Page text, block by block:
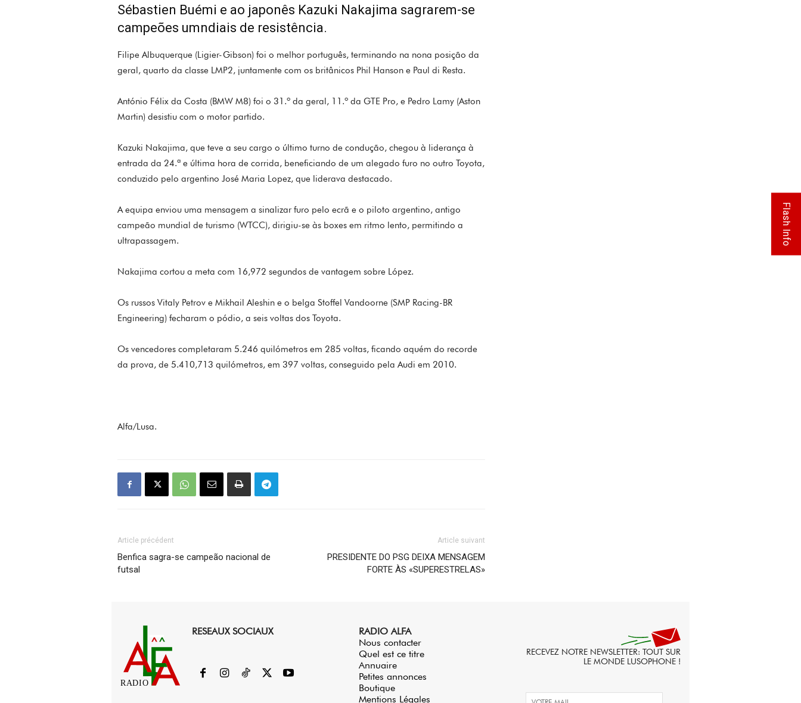
Sébastien Buémi e ao japonês Kazuki Nakajima sagrarem-se
campeões umndiais de resistência.
Filipe Albuquerque (Ligier-Gibson) foi o melhor português, terminando na nona posição da
geral, quarto da classe LMP2, juntamente com os britânicos Phil Hanson e Paul di Resta.
António Félix da Costa (BMW M8) foi o 31.º da geral, 11.º da GTE Pro, e Pedro Lamy (Aston
Martin) desistiu com o motor partido.
Kazuki Nakajima, que teve a seu cargo o último turno de condução, chegou à liderança à
entrada da 24.ª e última hora de corrida, beneficiando de um alegado furo no outro Toyota,
conduzido pelo argentino José Maria Lopez, que liderava destacado.
A equipa enviou uma mensagem a sinalizar furo pelo ecrã e o piloto argentino, antigo
campeão mundial de turismo (WTCC), dirigiu-se às boxes em ritmo lento, permitindo a
ultrapassagem.
Nakajima cortou a meta com 16,972 segundos de vantagem sobre López.
Os russos Vitaly Petrov e Mikhail Aleshin e o belga Stoffel Vandoorne (SMP Racing-BR
Engineering) fecharam o pódio, a seis voltas dos Toyota.
Os vencedores completaram 5.246 quilómetros em 285 voltas, ficando aquém do recorde
da prova, de 5.410,713 quilómetros, em 397 voltas, conseguido pela Audi em 2010.
Alfa/Lusa.
Article précédent
Benfica sagra-se campeão nacional de
futsal
Article suivant
PRESIDENTE DO PSG DEIXA MENSAGEM
FORTE ÀS «SUPERESTRELAS»
RADIO
RESEAUX SOCIAUX
RADIO ALFA
Nous contacter
Quel est ce titre
Annuaire
Petites annonces
Boutique
Mentions Légales
RECEVEZ NOTRE NEWSLETTER: TOUT SUR
LE MONDE LUSOPHONE !
Flash Info